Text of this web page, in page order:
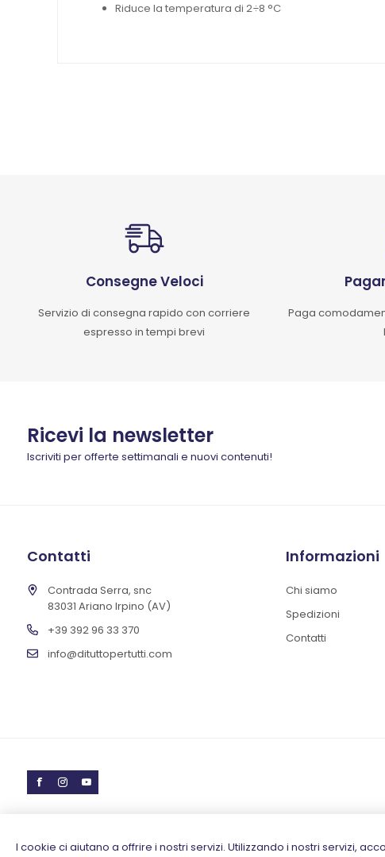
Riduce la temperatura di 2÷8 °C
Consegne Veloci
Servizio di consegna rapido con corriere
espresso in tempi brevi
Paga
Ricevi la newsletter
Iscriviti per offerte settimanali e nuovi contenuti!
Contatti
Contrada Serra, snc
83031 Ariano Irpino (AV)
+39 392 96 33 370
info@dituttopertutti.com
Informazioni
Chi siamo
Spedizioni
Contatti
Copyright © 2026 Calabria Luana Partita IVA 02796930648
I cookie ci aiutano a offrire i nostri servizi. Utilizzando i nostri servizi,